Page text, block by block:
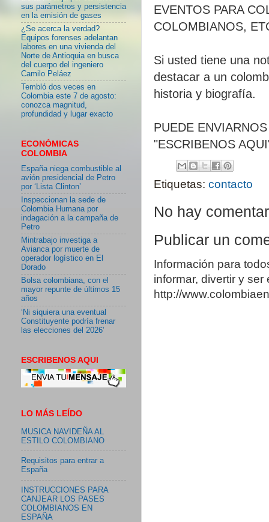
EVENTOS PARA
COLOMBIANOS,
Si usted tiene una
destacar a un
historia y biografía.
PUEDE
"ESCRIBENOS
Etiquetas: contacto
No hay
Publicar un
Información para
informar, divertir y
http://
sus parámetros y persistencia
en la emisión de gases
¿Se acerca la verdad?
Equipos forenses adelantan
labores en una vivienda del
Norte de Antioquia en busca
del cuerpo del ingeniero
Camilo Peláez
Tembló dos veces en
Colombia este 7 de agosto:
conozca magnitud,
profundidad y lugar exacto
ECONÓMICAS
COLOMBIA
España niega combustible al
avión presidencial de Petro
por ‘Lista Clinton’
Inspeccionan la sede de
Colombia Humana por
indagación a la campaña de
Petro
Mintrabajo investiga a
Avianca por muerte de
operador logístico en El
Dorado
Bolsa colombiana, con el
mayor repunte de últimos 15
años
‘Ni siquiera una eventual
Constituyente podría frenar
las elecciones del 2026’
ESCRIBENOS AQUI
LO MÁS LEÍDO
MUSICA NAVIDEÑA AL
ESTILO COLOMBIANO
Requisitos para entrar a
España
INSTRUCCIONES PARA
CANJEAR LOS PASES
COLOMBIANOS EN
ESPAÑA